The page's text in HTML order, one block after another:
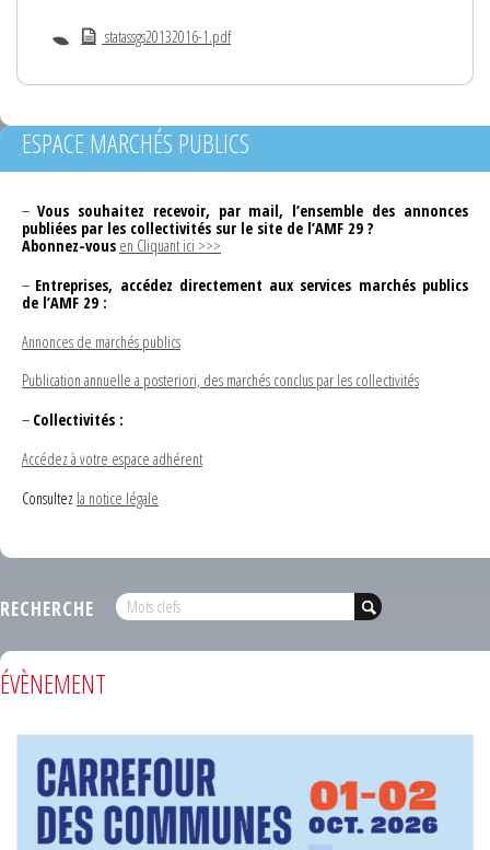
statassgs20132016-1.pdf
ESPACE MARCHÉS PUBLICS
– Vous souhaitez recevoir, par mail, l’ensemble des annonces
publiées par les collectivités sur le site de l’AMF 29 ?
Abonnez-vous en Cliquant ici >>>
– Entreprises, accédez directement aux services marchés publics
de l’AMF 29 :
Annonces de marchés publics
Publication annuelle a posteriori, des marchés conclus par les collectivités
– Collectivités :
Accédez à votre espace adhérent
Consultez la notice légale
RECHERCHE
ÉVÈNEMENT